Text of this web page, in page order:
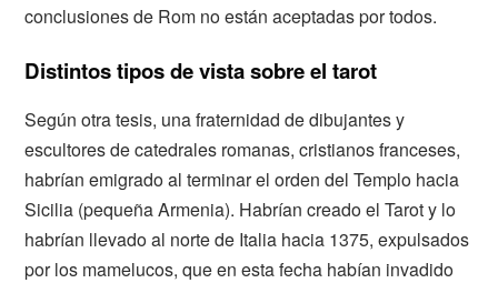
conclusiones de Rom no están aceptadas por todos.
Distintos tipos de vista sobre el tarot
Según otra tesis, una fraternidad de dibujantes y
escultores de catedrales romanas, cristianos franceses,
habrían emigrado al terminar el orden del Templo hacia
Sicilia (pequeña Armenia). Habrían creado el Tarot y lo
habrían llevado al norte de Italia hacia 1375, expulsados
por los mamelucos, que en esta fecha habían invadido